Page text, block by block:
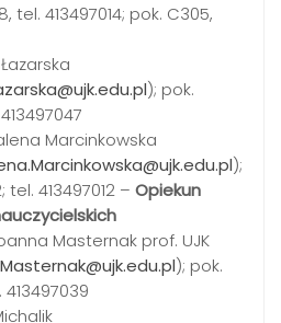
tel. 413497014; pok. C305,
); pok.
Marcinkowska
);
tel. 413497012 – Opiekun
Masternak prof. UJK
); pok.